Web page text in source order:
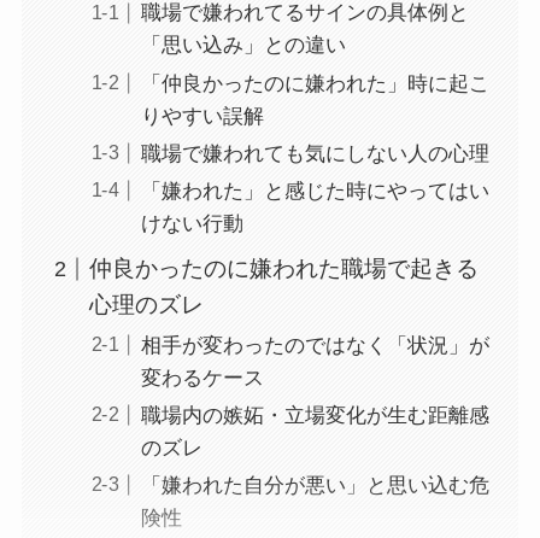
職場で嫌われてるサインの具体例と
「思い込み」との違い
「仲良かったのに嫌われた」時に起こ
りやすい誤解
職場で嫌われても気にしない人の心理
「嫌われた」と感じた時にやってはい
けない行動
仲良かったのに嫌われた職場で起きる
心理のズレ
相手が変わったのではなく「状況」が
変わるケース
職場内の嫉妬・立場変化が生む距離感
のズレ
「嫌われた自分が悪い」と思い込む危
険性